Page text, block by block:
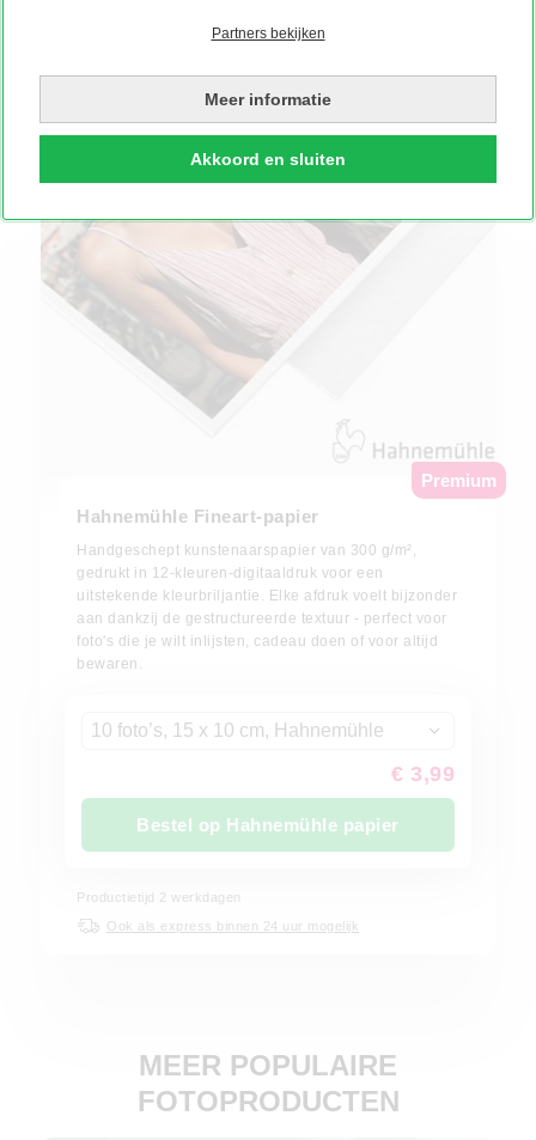
Partners bekijken
Meer informatie
Akkoord en sluiten
werkdagen
Premium
Hahnemühle Fineart-papier
Handgeschept kunstenaarspapier van 300 g/m²,
gedrukt in 12-kleuren-digitaaldruk voor een
uitstekende kleurbriljantie. Elke afdruk voelt bijzonder
aan dankzij de gestructureerde textuur - perfect voor
foto's die je wilt inlijsten, cadeau doen of voor altijd
bewaren.
10 foto’s, 15 x 10 cm, Hahnemühle
€ 3,99
Bestel op Hahnemühle papier
Productietijd 2 werkdagen
Ook als express binnen 24 uur mogelijk
MEER POPULAIRE
FOTOPRODUCTEN